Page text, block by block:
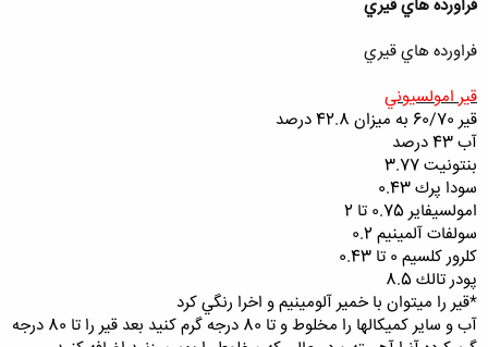
فراورده هاي قيري
فراورده هاي قيري
قير امولسيوني
قير 60/70 به ميزان 42.8 درصد
آب 43 درصد
بنتونيت 3.77
سودا پرك 0.43
امولسيفاير 0.75 تا 2
سولفات آلمينيم 0.2
كلرور كلسيم 0 تا 0.43
پودر تالك 8.5
*قير را ميتوان با خمير آلومينيم و اخرا رنگي كرد
آب و ساير كميكالها را مخلوط و تا 80 درجه گرم كنيد بعد قير را تا 80 درجه